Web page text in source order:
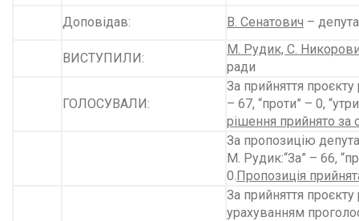
Доповідав: В. Сенатович –
ВИСТУПИЛИ:
М. Рудик, С.
ради
ГОЛОСУВАЛИ:
За прийняття проєкту
– 67, “проти” – 0,
рішення прийнято за
За пропозицію
М. Рудик:“За” – 66,
0.Пропозиція
За прийняття
урахуванням